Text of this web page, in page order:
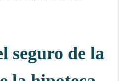
seguro de la